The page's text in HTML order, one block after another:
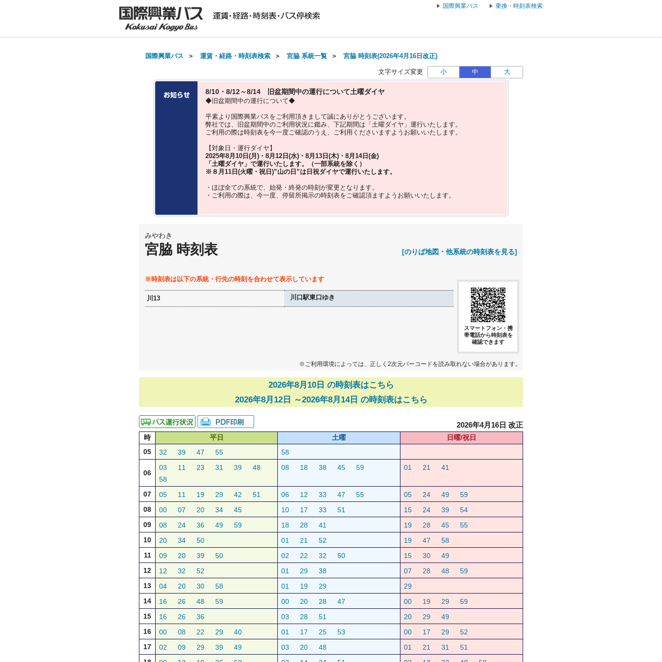
国際興業バス 乗換・時刻表検索
国際興業バス ＞ 運賃・経路・時刻表検索 ＞ 宮脇 系統一覧 ＞ 宮脇 時刻表(2026年4月16日改正)
文字サイズ変更 小 中 大
8/10・8/12～8/14 旧盆期間中の運行について土曜ダイヤ
◆旧盆期間中の運行について◆
平素より国際興業バスをご利用頂きまして誠にありがとうございます。
弊社では、旧盆期間中のご利用状況に鑑み、下記期間は「土曜ダイヤ」運行いたします。
ご利用の際は時刻表を今一度ご確認のうえ、ご利用くださいますようお願いいたします。
【対象日・運行ダイヤ】
2025年8月10日(月)・8月12日(水)・8月13日(木)・8月14日(金)
「土曜ダイヤ」 で運行いたします。（一部系統を除く）
※８月11日(火曜・祝日)”山の日 ”は 日祝ダイヤで運行いたします。
・ほぼ全ての系統で、始発・終発の時刻が変更となります。
・ご利用の際は、今一度、 停留所掲示の時刻表をご確認頂ますようお願いいたします。
みやわき
宮脇 時刻表 [のりば地図・他系統の時刻表を見る]
※時刻表は以下の系統・行先の時刻を合わせて表示しています
川13 川口駅東口ゆき
スマートフォン・携
帯電話から時刻表を
確認できます
※ご利用環境によっては、正しく2次元バーコードを読み取れない場合があります。
2026年8月10日 の時刻表はこちら
2026年8月12日 ～2026年8月14日 の時刻表はこちら
2026年4月16日 改正
時 平日 土曜
日曜/祝日
05
32 39 47 55 58
06
03 11 23 31 39
48
58
08 18 38 45 59 01 21 41
07 05 11 19 29 42 51 06 12 33 47 55 05 24 49
59
08
00 07 20 34 45 10 17 33 51 15 24 39
54
09
08 24 36 49 59 18 28 41 19 28 45
55
10
20 34 50 01 21 52 19 47
58
11
09 20 39 50 02 22 32 50 15 30
49
12
12 32 52 01 29 38 07 28 48
59
13
04 20 30 58 01 19 29
29
14
16 26 48 59 00 20 28 47 00 19 29
59
15
16 26 36 03 28 51 20 29
49
16
00 08 22 29 40 01 17 25 53 00 17 29
52
17
02 09 29 39 49 03 20 48 01 21 31
51